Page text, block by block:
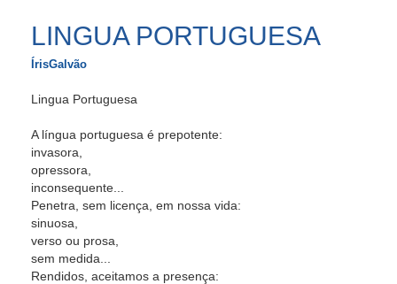
LINGUA PORTUGUESA
ÍrisGalvão
Lingua Portuguesa
A língua portuguesa é prepotente:
invasora,
opressora,
inconsequente...
Penetra, sem licença, em nossa vida:
sinuosa,
verso ou prosa,
sem medida...
Rendidos, aceitamos a presença: